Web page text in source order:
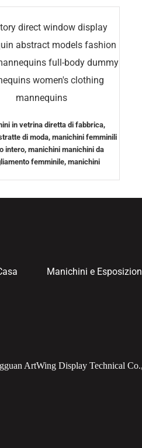
in vetrina diretta di fabbrica,
di moda, manichini femminili
intero, manichini manichini da
femminile, manichini
Manichini e
ArtWing Display Technical